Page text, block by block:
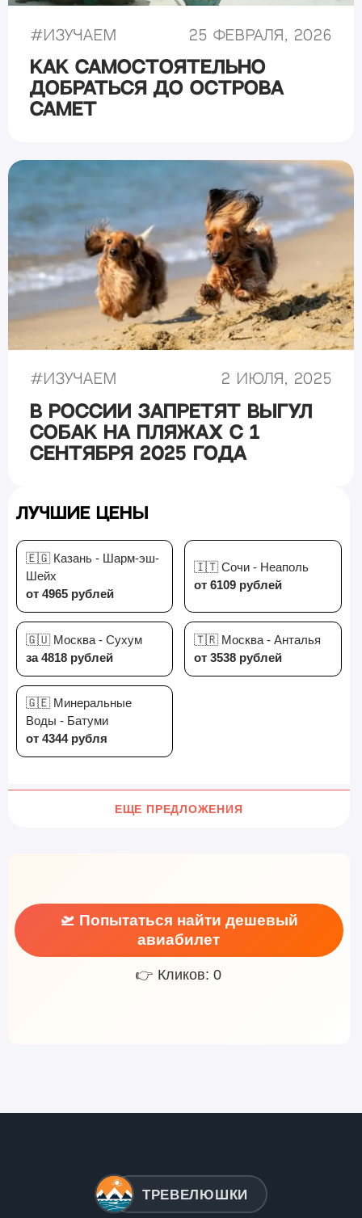
#Изучаем 25 февраля, 2026
Как самостоятельно
добраться до острова
Самет
#Изучаем 2 июля, 2025
В России запретят выгул
собак на пляжах с 1
сентября 2025 года
Лучшие цены
🇪🇬 Казань - Шарм-эш-
Шейх
от 4965 рублей
🇮🇹 Сочи - Неаполь
от 6109 рублей
🇬🇺 Москва - Сухум
за 4818 рублей
🇹🇷 Москва - Анталья
от 3538 рублей
🇬🇪 Минеральные
Воды - Батуми
от 4344 рубля
ЕЩЕ ПРЕДЛОЖЕНИЯ
🛫 Попытаться найти дешевый
авиабилет
👉 Кликов: 0
ТРЕВЕЛЮШКИ